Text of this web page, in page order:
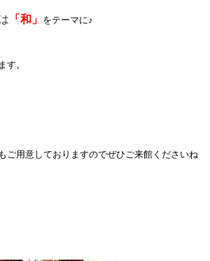
「和」 をテーマに♪
す。
ご用意しておりますのでぜひご来館くださいね